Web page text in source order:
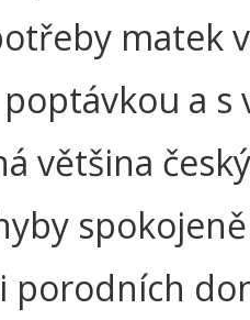
matek
a s
většina
porodních